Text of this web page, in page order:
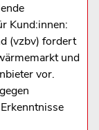
Kund:innen:
(vzbv) fordert
und
vor.